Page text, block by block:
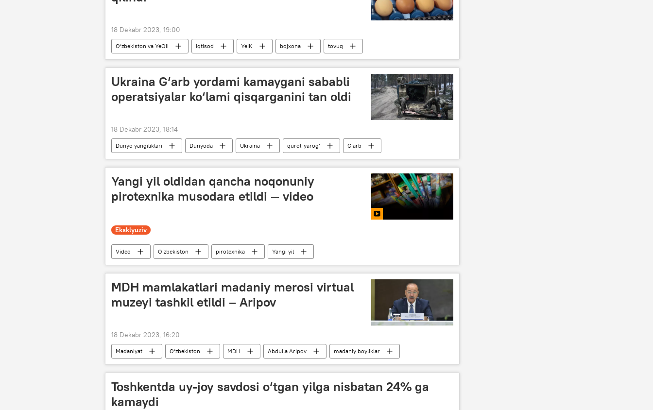
18 Dekabr 2023, 19:00
O‘zbekiston va YeOII Iqtisod YeIK bojxona tovuq
Ukraina G‘arb yordami kamaygani sababli
operatsiyalar ko‘lami qisqarganini tan oldi
18 Dekabr 2023, 18:14
Dunyo yangiliklari Dunyoda Ukraina qurol-yarog‘ G‘arb
Yangi yil oldidan qancha noqonuniy
pirotexnika musodara etildi — video
Eksklyuziv
Video O‘zbekiston pirotexnika Yangi yil
MDH mamlakatlari madaniy merosi virtual
muzeyi tashkil etildi – Aripov
18 Dekabr 2023, 16:20
Madaniyat O‘zbekiston MDH Abdulla Aripov
madaniy boyliklar
muzey
Toshkentda uy-joy savdosi o‘tgan yilga nisbatan 24% ga
kamaydi